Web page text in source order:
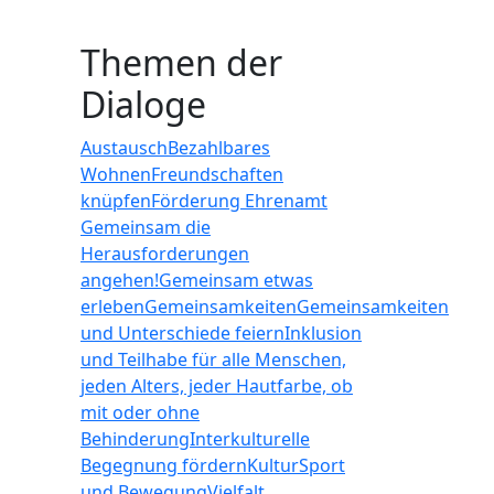
Themen der
Dialoge
AustauschBezahlbares
WohnenFreundschaften
knüpfenFörderung Ehrenamt
Gemeinsam die
Herausforderungen
angehen!Gemeinsam etwas
erlebenGemeinsamkeitenGemeinsamkeiten
und Unterschiede feiernInklusion
und Teilhabe für alle Menschen,
jeden Alters, jeder Hautfarbe, ob
mit oder ohne
BehinderungInterkulturelle
Begegnung fördernKulturSport